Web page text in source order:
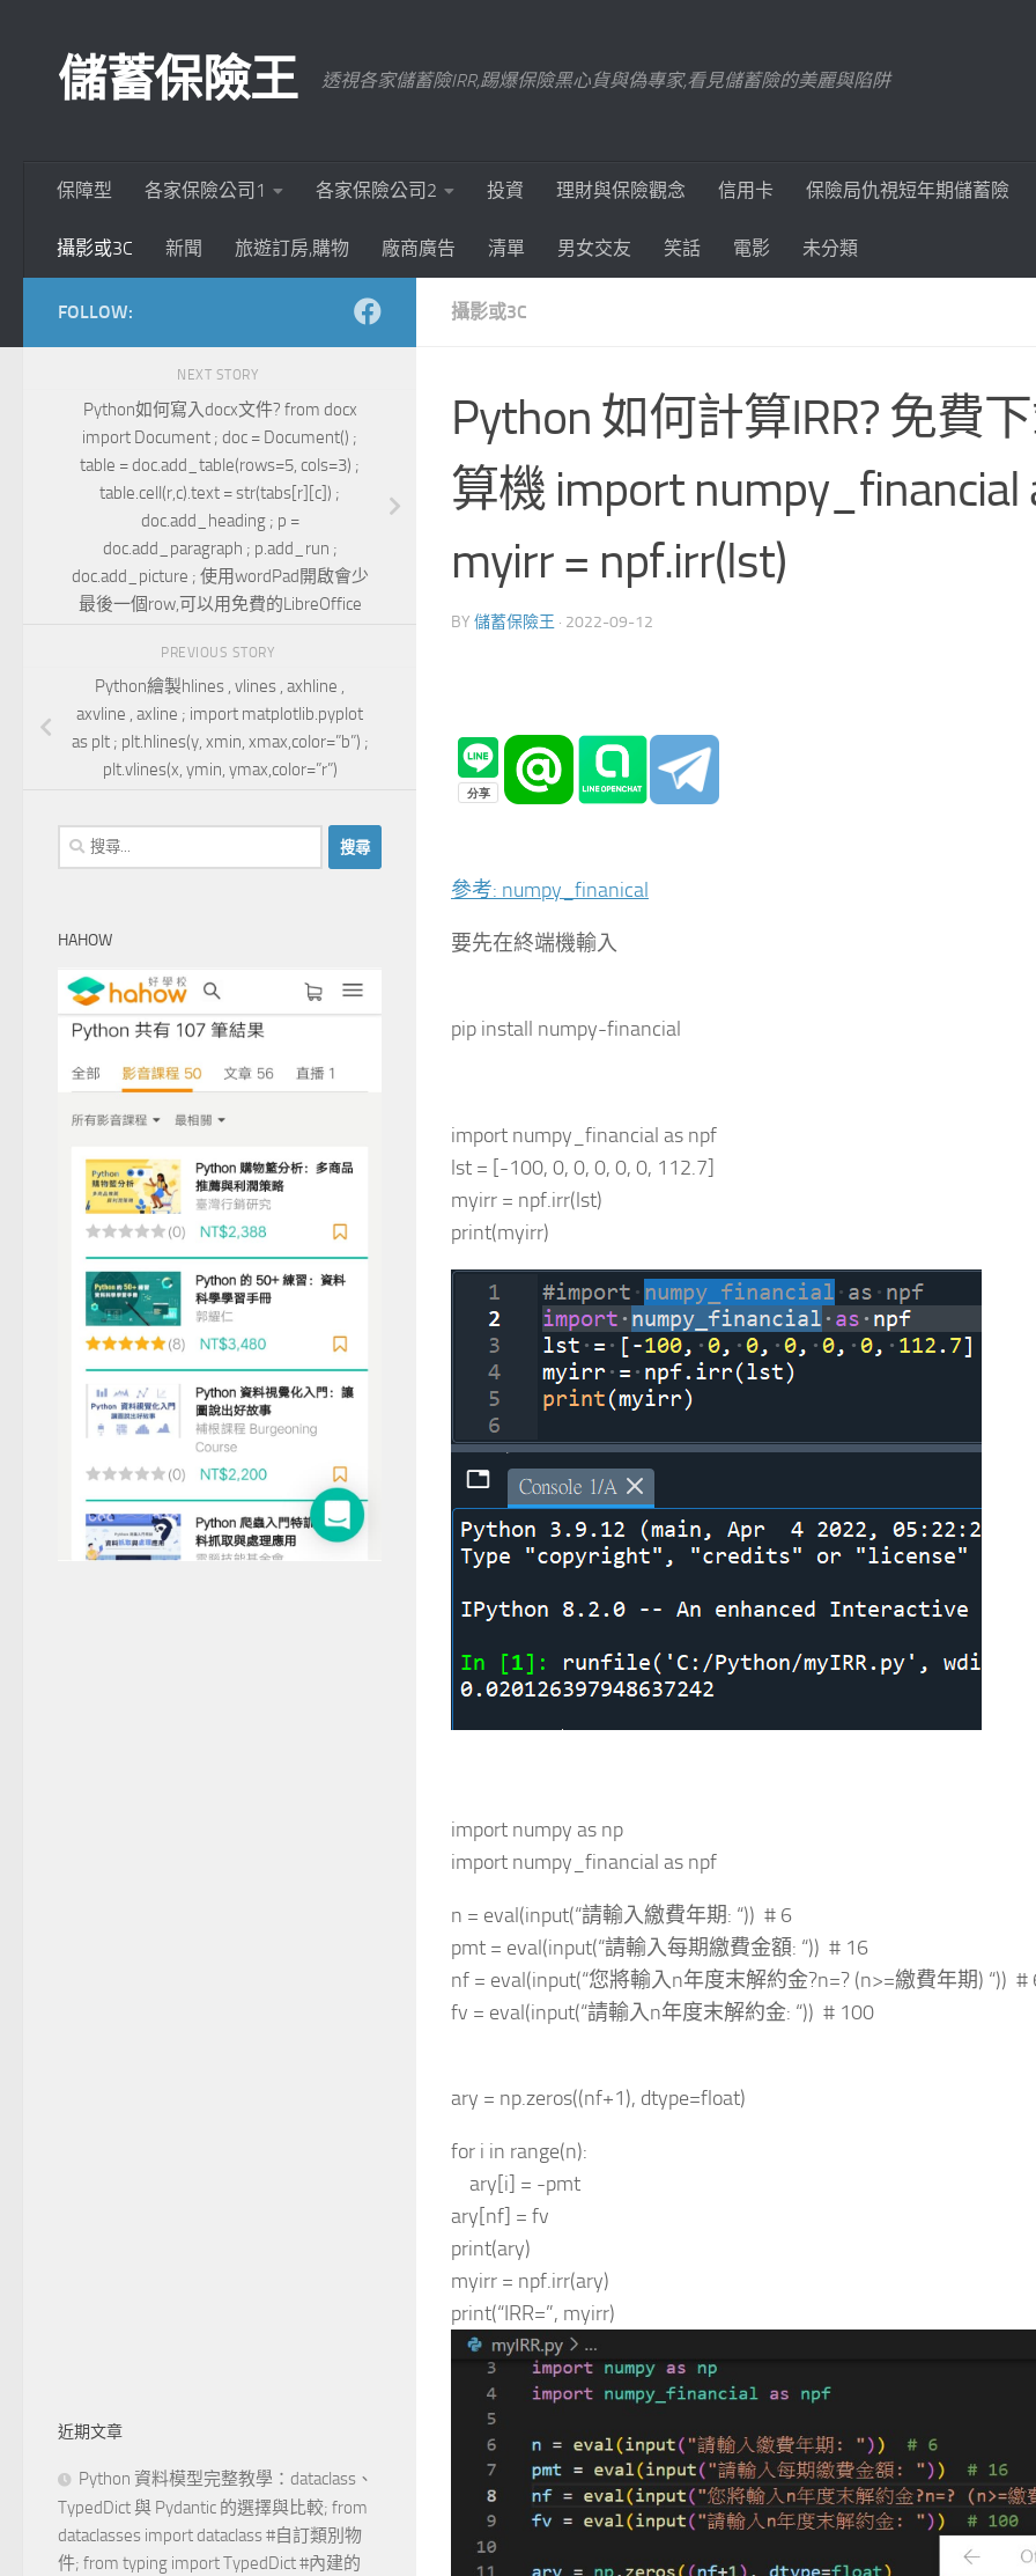
儲蓄保險王 透視各家儲蓄險IRR,踢爆保險黑心貨與偽專家,看見儲蓄險的美麗與陷阱
保障型 各家保險公司1 各家保險公司2 投資 理財與保險觀念 信用卡 保險局仇視短年期儲蓄險
攝影或3C 新聞 旅遊訂房,購物 廠商廣告 清單 男女交友 笑話 電影 未分類
攝影或3C
Python 如何計算IRR? 免費
算機 import numpy_financial
myirr = npf.irr(lst)
BY 儲蓄保險王 · 2022-09-12
參考: numpy_finanical
要先在終端機輸入
pip install numpy-financial
import numpy_financial as npf
lst = [-100, 0, 0, 0, 0, 0, 112.7]
myirr = npf.irr(lst)
print(myirr)
import numpy as np
import numpy_financial as npf
n = eval(input(“請輸入繳費年期: “)) # 6
pmt = eval(input(“請輸入每期繳費金額: “)) # 16
nf = eval(input(“您將輸入n年度末解約金?n=? (n>=繳費年期) “)) #
fv = eval(input(“請輸入n年度末解約金: “)) # 100
ary = np.zeros((nf+1), dtype=float)
for i in range(n):
ary[i] = -pmt
ary[nf] = fv
print(ary)
myirr = npf.irr(ary)
print(“IRR=”, myirr)
FOLLOW:
NEXT STORY
Python如何寫入docx文件? from docx
import Document ; doc = Document() ;
table = doc.add_table(rows=5, cols=3) ;
table.cell(r,c).text = str(tabs[r][c]) ;
doc.add_heading ; p =
doc.add_paragraph ; p.add_run ;
doc.add_picture ; 使用wordPad開啟會少
最後一個row,可以用免費的LibreOffice
PREVIOUS STORY
Python繪製hlines , vlines , axhline ,
axvline , axline ; import matplotlib.pyplot
as plt ; plt.hlines(y, xmin, xmax,color=”b”) ;
plt.vlines(x, ymin, ymax,color=”r”)
搜
尋
字:
HAHOW
近期文章
Python 資料模型完整教學：dataclass、
TypedDict 與 Pydantic 的選擇與比較; from
dataclasses import dataclass #自訂類別物
件; from typing import TypedDict #內建的